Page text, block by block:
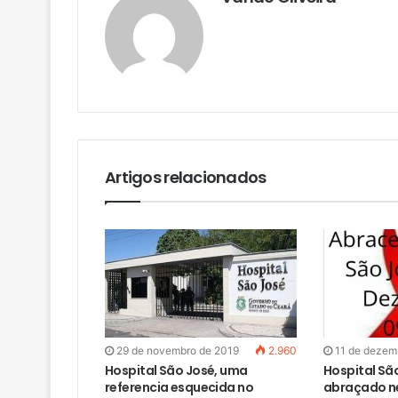
Artigos relacionados
29 de novembro de 2019 2.960
Hospital São José, uma
referencia esquecida no
11 de
Hospital
abraçado